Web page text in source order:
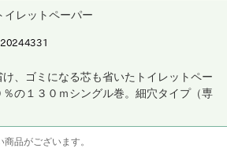
イレットペーパー
、ゴミになる芯も省いたトイレットペー
の１３０ｍシングル巻。細穴タイプ（専
品がございます。